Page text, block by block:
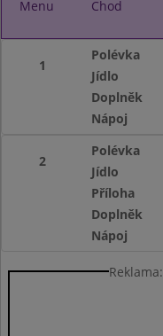
Menu
Chod
1
Polévka
Jídlo
Doplněk
Nápoj
2
Polévka
Jídlo
Příloha
Doplněk
Nápoj
Reklama: